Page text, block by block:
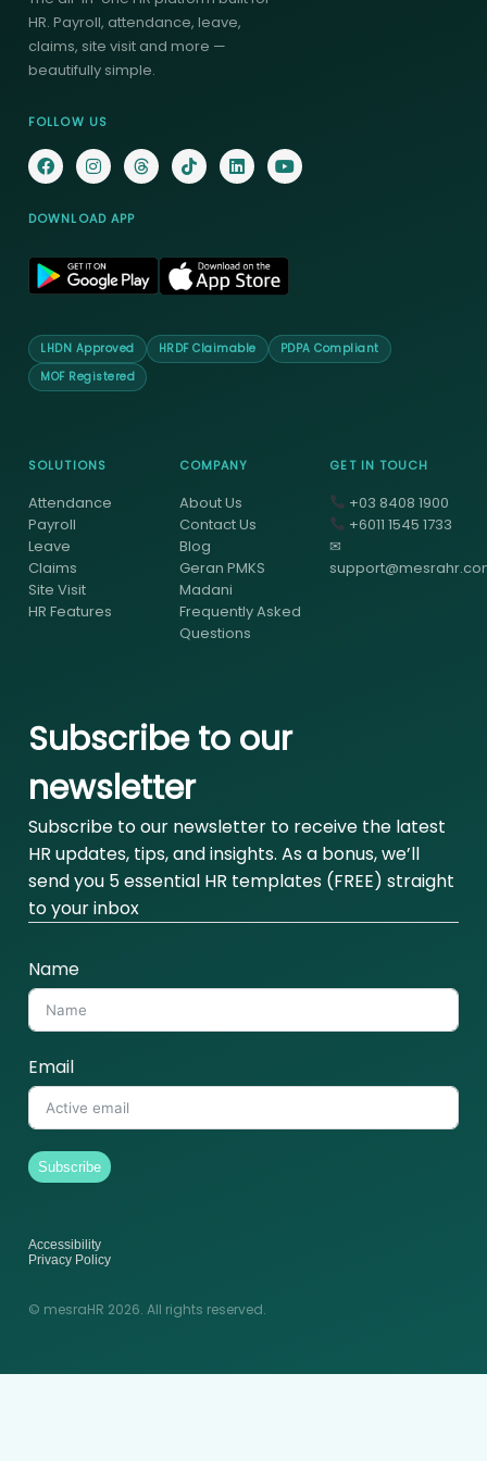
HR. Payroll, attendance, leave,
claims, site visit and more —
beautifully simple.
FOLLOW US
DOWNLOAD APP
LHDN Approved HRDF Claimable
PDPA Compliant
MOF Registered
SOLUTIONS
Attendance
Payroll
Leave
Claims
Site Visit
HR Features
COMPANY
About Us
Contact Us
Blog
Geran PMKS
Madani
Frequently Asked
Questions
GET IN TOUCH
+03 8408 1900
+6011 1545 1733
✉
Subscribe to our
newsletter
Subscribe to our newsletter to receive the latest
HR updates, tips, and insights. As a bonus, we’ll
send you 5 essential HR templates (FREE) straight
to your inbox
Name
Email
Subscribe
© mesraHR 2026. All rights reserved.
Accessibility
Privacy Policy